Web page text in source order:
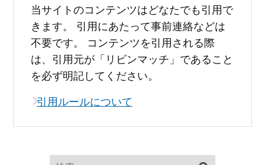
当サイトのコンテンツはどなたでも引用で
きます。 引用にあたって事前連絡などは
不要です。 コンテンツを引用される際
は、引用元が「リビンマッチ」であること
を必ず明記してください。
引用ルールについて